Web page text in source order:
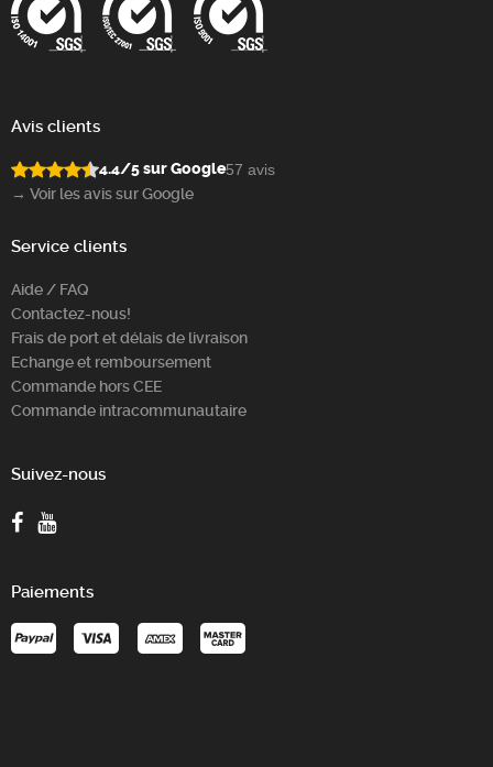
Avis clients
4.4/5 sur Google57 avis
→ Voir les avis sur Google
Service clients
Aide / FAQ
Contactez-nous!
Frais de port et délais de livraison
Echange et remboursement
Commande hors CEE
Commande intracommunautaire
Suivez-nous
Paiements